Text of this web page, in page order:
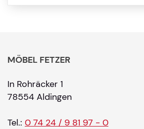
MÖBEL FETZER
In Rohräcker 1
78554 Aldingen
Tel.: 0 74 24 / 9 81 97 - 0